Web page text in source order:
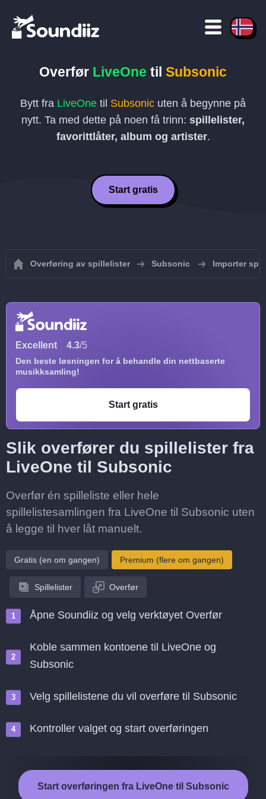
Overfør LiveOne til Subsonic
Bytt fra LiveOne til Subsonic uten å begynne på
nytt. Ta med dette på noen få trinn: spillelister,
favorittlåter, album og artister.
Start gratis
Overføring av spillelister Subsonic Importer
Excellent 4.3/5
Den beste løsningen for å behandle din nettbaserte
musikksamling!
Start gratis
Slik overfører du spillelister fra
LiveOne til Subsonic
Overfør én spilleliste eller hele
spillelistesamlingen fra LiveOne til Subsonic uten
å legge til hver låt manuelt.
Gratis (en om gangen) Premium (flere om gangen)
Spillelister Overfør
Åpne Soundiiz og velg verktøyet Overfør
Koble sammen kontoene til LiveOne og
Subsonic
Velg spillelistene du vil overføre til Subsonic
Kontroller valget og start overføringen
Start overføringen fra LiveOne til Subsonic